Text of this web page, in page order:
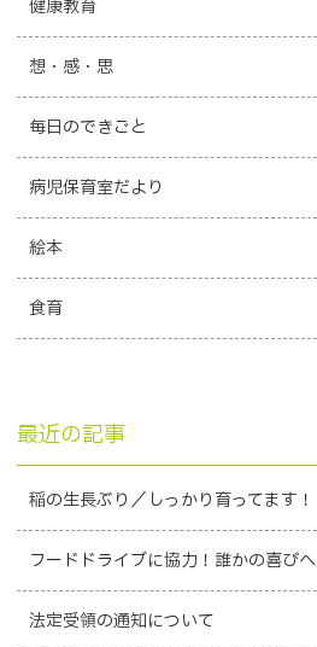
健康教育
想・感・思
毎日のできごと
病児保育室だより
絵本
食育
最近の記事
稲の生長ぶり／しっかり育ってます！
フードドライブに協力！誰かの喜びへ
法定受領の通知について